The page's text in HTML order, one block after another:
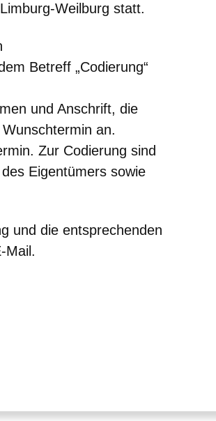
Weilburg statt.
Betreff „Codierung“
und Anschrift, die
an.
Zur Codierung sind
Eigentümers sowie
und die entsprechenden
Mail.